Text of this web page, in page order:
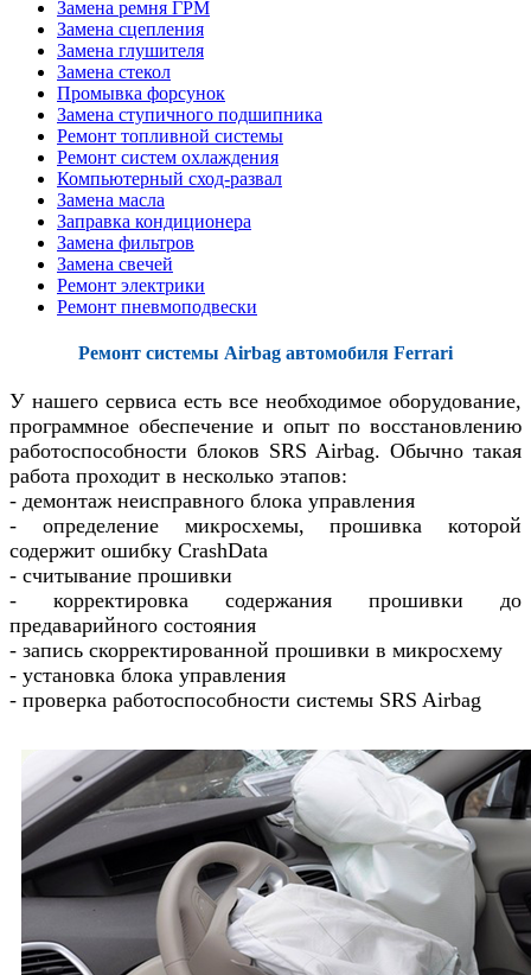
Замена ремня ГРМ
Замена сцепления
Замена глушителя
Замена стекол
Промывка форсунок
Замена ступичного подшипника
Ремонт топливной системы
Ремонт систем охлаждения
Компьютерный сход-развал
Замена масла
Заправка кондиционера
Замена фильтров
Замена свечей
Ремонт электрики
Ремонт пневмоподвески
Ремонт системы Airbag автомобиля Ferrari
У нашего сервиса есть все необходимое оборудование,
программное обеспечение и опыт по восстановлению
работоспособности блоков SRS Airbag. Обычно такая
работа проходит в несколько этапов:
- демонтаж неисправного блока управления
- определение микросхемы, прошивка которой
содержит ошибку CrashData
- считывание прошивки
- корректировка содержания прошивки до
предаварийного состояния
- запись скорректированной прошивки в микросхему
- установка блока управления
- проверка работоспособности системы SRS Airbag